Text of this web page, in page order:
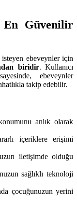
Güvenilir
ebeveynler için
biridir. Kullanıcı
ebeveynler
takip edebilir.
anlık olarak
içeriklere erişimi
iletişimde olduğu
sağlıklı teknoloji
çocuğunuzun yerini